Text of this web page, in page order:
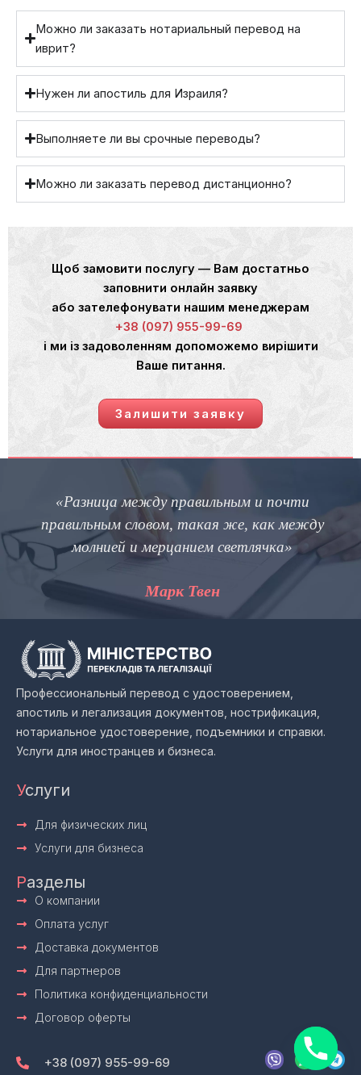
Можно ли заказать нотариальный перевод на
иврит?
Нужен ли апостиль для Израиля?
Выполняете ли вы срочные переводы?
Можно ли заказать перевод дистанционно?
Щоб замовити послугу — Вам достатньо
заповнити онлайн заявку
або зателефонувати нашим менеджерам
+38 (097) 955-99-69
і ми із задоволенням допоможемо вирішити
Ваше питання.
Залишити заявку
«Разница между правильным и почти
правильным словом, такая же, как между
молнией и мерцанием светлячка»
Марк Твен
Профессиональный перевод с удостоверением,
апостиль и легализация документов, нострификация,
нотариальное удостоверение, подъемники и справки.
Услуги для иностранцев и бизнеса.
Услуги
Для физических лиц
Услуги для бизнеса
Разделы
О компании
Оплата услуг
Доставка документов
Для партнеров
Политика конфиденциальности
Договор оферты
+38 (097) 955-99-69
V
i
W
T
e